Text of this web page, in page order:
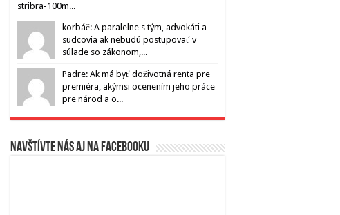
stribra-100m...
korbáč: A paralelne s tým, advokáti a
sudcovia ak nebudú postupovať v
súlade so zákonom,...
Padre: Ak má byť doživotná renta pre
premiéra, akýmsi ocenením jeho práce
pre národ a o...
Navštívte nás aj na Facebooku